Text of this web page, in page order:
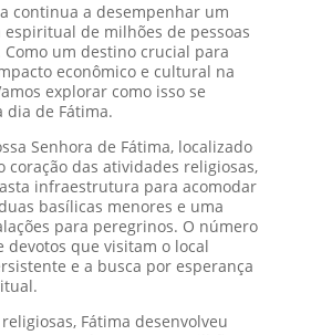
continua a desempenhar um
de milhões de pessoas
um destino crucial para
econômico e cultural na
explorar como isso se
dia de Fátima.
Senhora de Fátima, localizado
coração das atividades religiosas,
infraestrutura para acomodar
basílicas menores e uma
para peregrinos. O número
devotos que visitam o local
e a busca por esperança
Fátima desenvolveu